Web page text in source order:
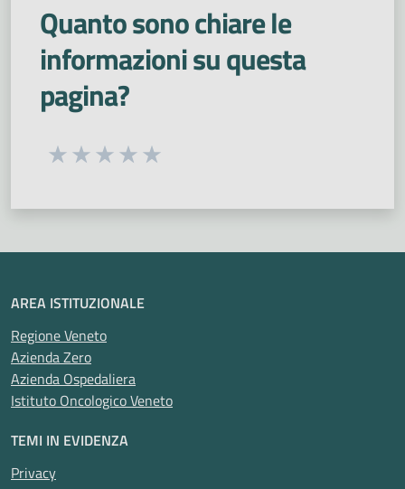
Quanto sono chiare le
informazioni su questa
pagina?
Seleziona una valutazione da 1 a 5 stelle
AREA ISTITUZIONALE
Regione Veneto
Azienda Zero
Azienda Ospedaliera
Istituto Oncologico Veneto
TEMI IN EVIDENZA
Privacy